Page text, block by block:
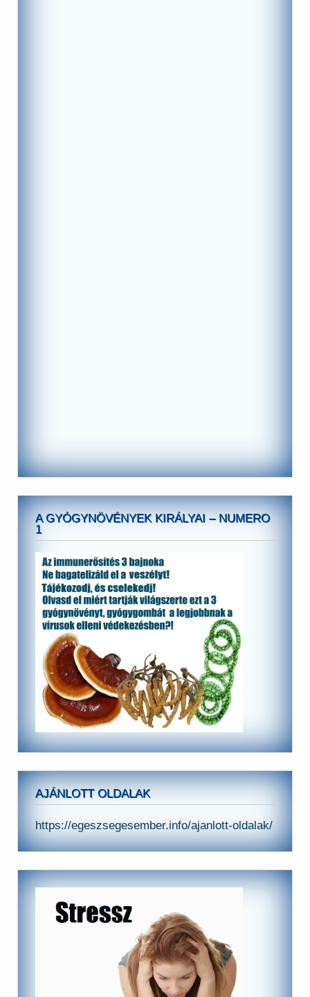
A GYÓGYNÖVÉNYEK KIRÁLYAI – NUMERO
1
AJÁNLOTT OLDALAK
https://egeszsegesember.info/ajanlott-oldalak/